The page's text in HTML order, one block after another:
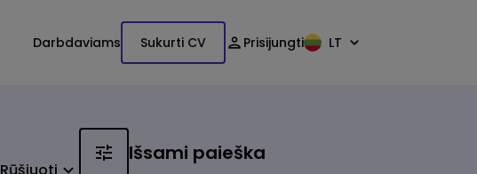
Darbdaviams Sukurti CV Prisijungti LT
Išsami paieška